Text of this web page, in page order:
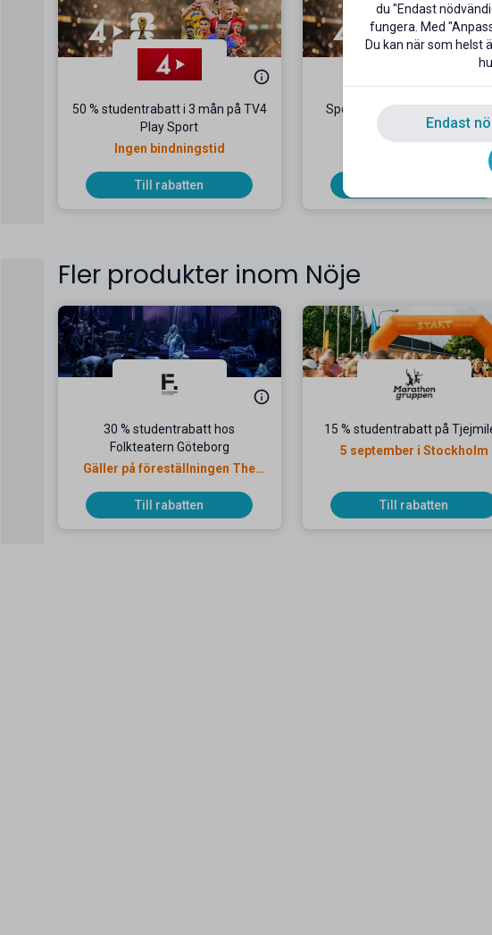
50 % studentrabatt i 3 mån på TV4
Play Sport
Ingen bindningstid
Till rabatten
Sport Fotboll - 50 kr rabatt
månad
Fler produkter inom Nöje
30 % studentrabatt hos
Folkteatern Göteborg
Gäller på föreställningen The
Till rabatten
15 % studentrabatt på
5 september i Stockholm
Till rabatten
du "Endast
fungera. Med
Du kan när som helst
Endast